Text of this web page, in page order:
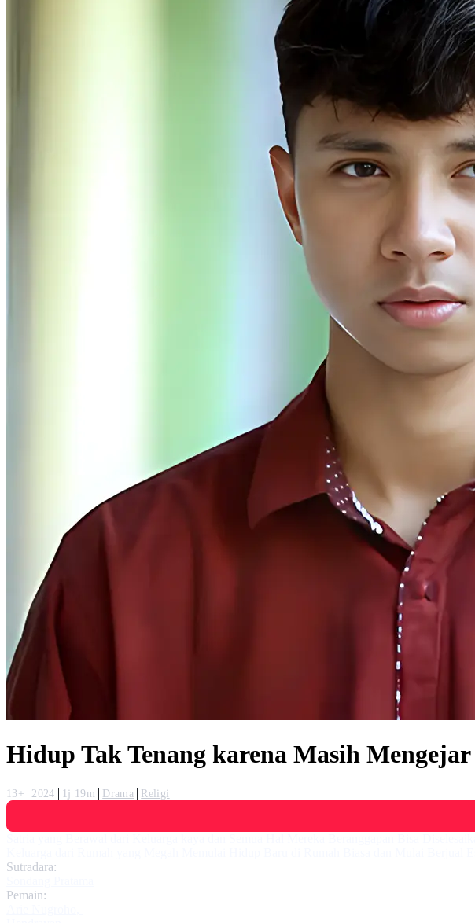
Hidup Tak Tenang karena Masih
13+ 2024 1j 19m Drama
Religi
Sutradara:
Pemain: